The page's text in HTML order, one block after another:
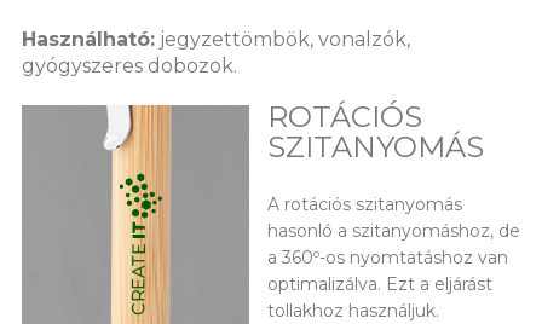
Használható:jegyzettömbök, vonalzók,
gyógyszeres dobozok.
ROTÁCIÓS
SZITANYOMÁS
A rotációs szitanyomás
hasonló a szitanyomáshoz, de
a 360º-os nyomtatáshoz van
optimalizálva. Ezt a eljárást
tollakhoz használjuk.